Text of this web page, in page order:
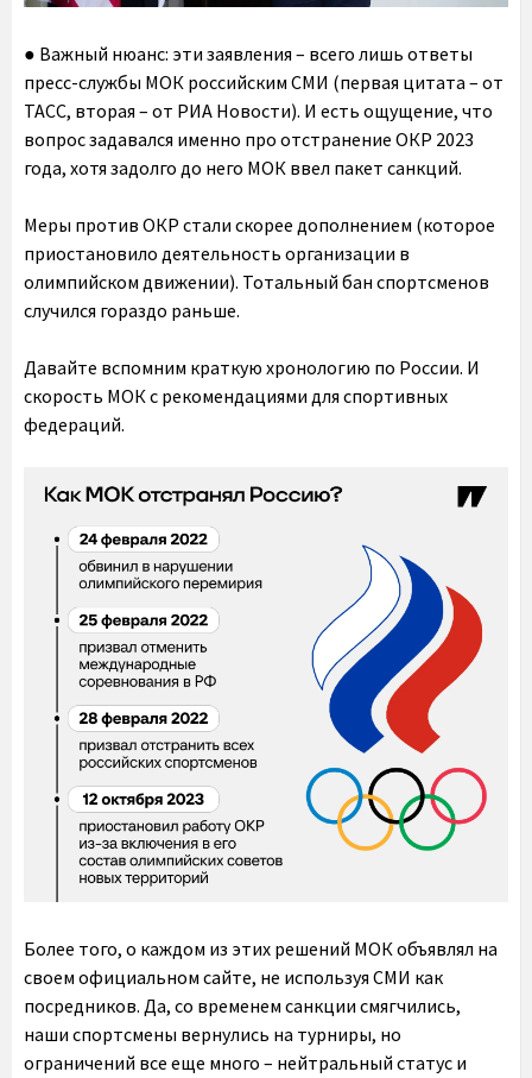
● Важный нюанс: эти заявления – всего лишь ответы
пресс-службы МОК российским СМИ (первая цитата – от
ТАСС, вторая – от РИА Новости). И есть ощущение, что
вопрос задавался именно про отстранение ОКР 2023
года, хотя задолго до него МОК ввел пакет санкций.
Меры против ОКР стали скорее дополнением (которое
приостановило деятельность организации в
олимпийском движении). Тотальный бан спортсменов
случился гораздо раньше.
Давайте вспомним краткую хронологию по России. И
скорость МОК с рекомендациями для спортивных
федераций.
Более того, о каждом из этих решений МОК объявлял на
своем официальном сайте, не используя СМИ как
посредников. Да, со временем санкции смягчились,
наши спортсмены вернулись на турниры, но
ограничений все еще много – нейтральный статус и